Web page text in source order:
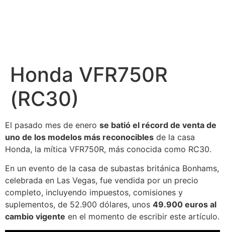
Honda VFR750R
(RC30)
El pasado mes de enero se batió el récord de venta de
uno de los modelos más reconocibles de la casa
Honda, la mítica VFR750R, más conocida como RC30.
En un evento de la casa de subastas británica Bonhams,
celebrada en Las Vegas, fue vendida por un precio
completo, incluyendo impuestos, comisiones y
suplementos, de 52.900 dólares, unos 49.900 euros al
cambio vigente en el momento de escribir este artículo.